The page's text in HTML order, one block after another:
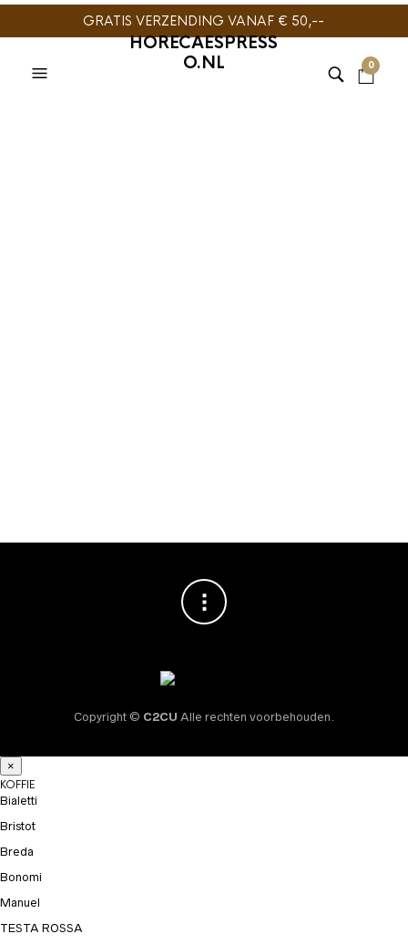
GRATIS VERZENDING VANAF € 50,--
HORECAESPRESS
O.NL
0
Copyright © C2CU Alle rechten voorbehouden.
×
KOFFIE
Bialetti
Bristot
Breda
Bonomi
Manuel
TESTA ROSSA